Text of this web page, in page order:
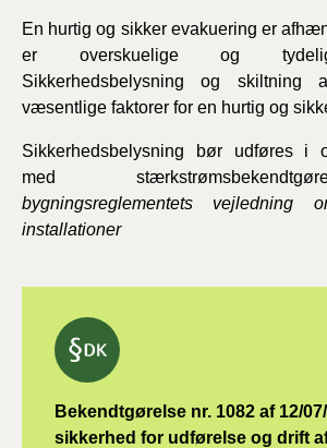
En hurtig og sikker evakuering er
er overskuelige og
Sikkerhedsbelysning og skiltning
væsentlige faktorer for en hurtig og
Sikkerhedsbelysning bør udføres i
med
bygningsreglementets vejledning
installationer
Bekendtgørelse nr. 1082 af 12/
sikkerhed for udførelse og drift